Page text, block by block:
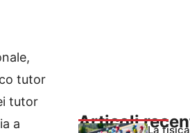
tutor
tutor
a
Articoli
La